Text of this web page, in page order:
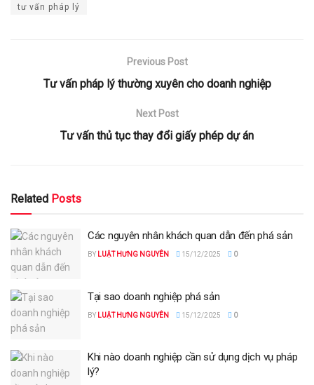
tư vấn pháp lý
Previous Post
Tư vấn pháp lý thường xuyên cho doanh nghiệp
Next Post
Tư vấn thủ tục thay đổi giấy phép dự án
Related Posts
Các nguyên nhân khách quan dẫn đến phá sản
BY LUẬT HƯNG NGUYÊN 15/12/2025 0
Tại sao doanh nghiệp phá sản
BY LUẬT HƯNG NGUYÊN 15/12/2025 0
Khi nào doanh nghiệp cần sử dụng dịch vụ pháp
lý?